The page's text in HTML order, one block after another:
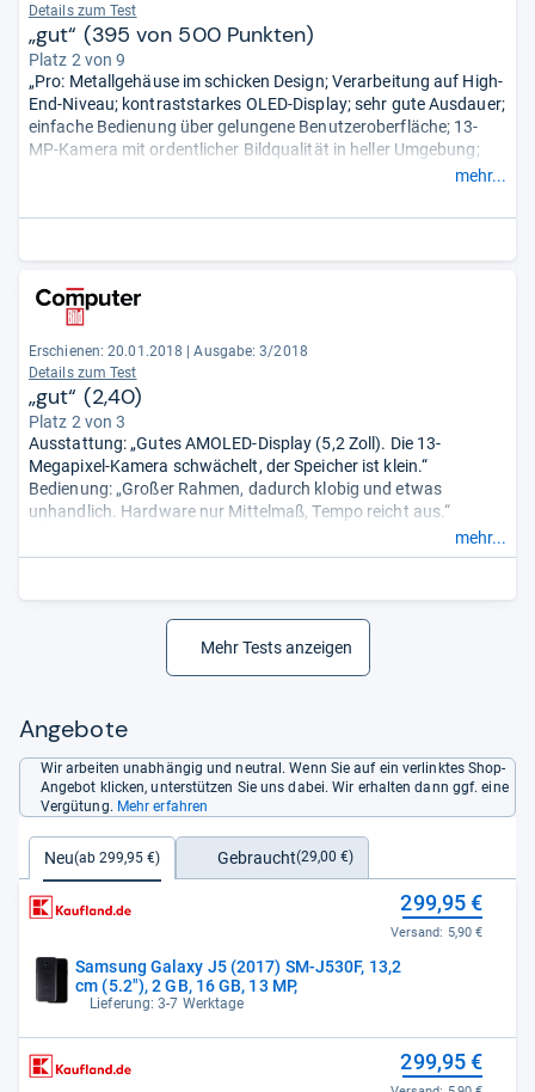
Details zum Test
„gut“ (395 von 500 Punkten)
Platz 2 von 9
„Pro: Metallgehäuse im schicken Design; Verarbeitung auf High-
End-Niveau; kontraststarkes OLED-Display; sehr gute Ausdauer;
einfache Bedienung über gelungene Benutzeroberfläche; 13-
MP-Kamera mit ordentlicher Bildqualität in heller Umgebung;
C-Anschluss.“
mehr...
Erschienen: 20.01.2018 | Ausgabe: 3/2018
Details zum Test
„gut“ (2,40)
Platz 2 von 3
Ausstattung: „Gutes AMOLED-Display (5,2 Zoll). Die 13-
Megapixel-Kamera schwächelt, der Speicher ist klein.“
Bedienung: „Großer Rahmen, dadurch klobig und etwas
unhandlich. Hardware nur Mittelmaß, Tempo reicht aus.“
Speicherkarte.“
MHz-Netz, Qualität gut.“
Internetverbindung: „Schnelles LTE, WLAN ausreichend.“
mehr...
Mehr Tests anzeigen
Angebote
Wir arbeiten unabhängig und neutral. Wenn Sie auf ein verlinktes Shop-
Angebot klicken, unterstützen Sie uns dabei. Wir erhalten dann ggf. eine
Vergütung. Mehr erfahren
Neu(ab 299,95 €) Gebraucht(29,00 €)
Samsung Galaxy J5 (2017) SM-J530F, 13,2
cm (5.2"), 2 GB, 16 GB, 13 MP,
Lieferung: 3-7 Werktage
299,95 €
Versand: 5,90 €
299,95 €